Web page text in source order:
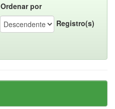
Ordenar por
Registro(s)